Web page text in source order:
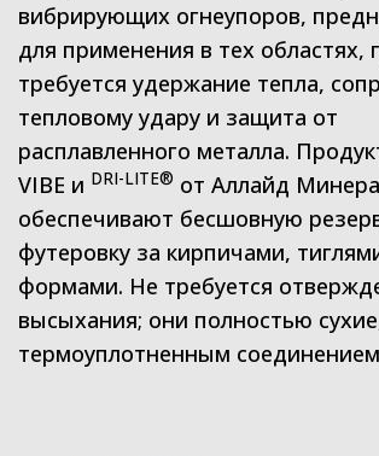
вибрирующих огнеупоров,
для применения в тех областях,
требуется удержание тепла,
тепловому удару и защита от
расплавленного металла.
VIBE и DRI-LITE® от Аллайд
обеспечивают бесшовную
футеровку за кирпичами,
формами. Не требуется
высыхания; они полностью
термоуплотненным